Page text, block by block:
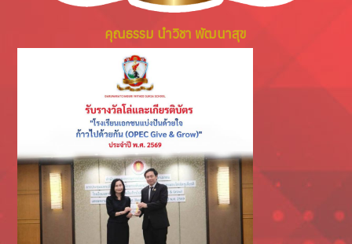
คุณธรรม นำวิชา พัฒนาสุข